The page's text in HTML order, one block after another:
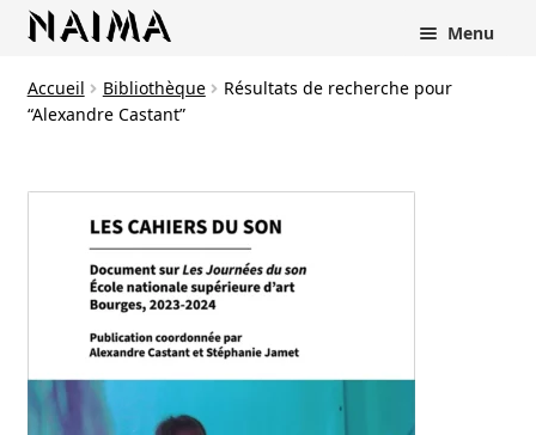
Menu
Accueil Bibliothèque
Résultats de recherche pour
“Alexandre Castant”
Panneau de gestion des cookies